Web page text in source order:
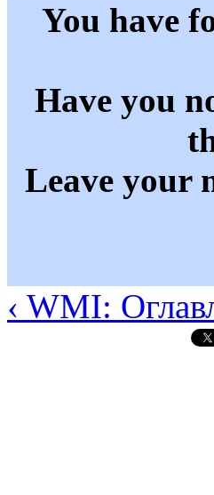
You have
Have you
Leave your
‹ WMI: